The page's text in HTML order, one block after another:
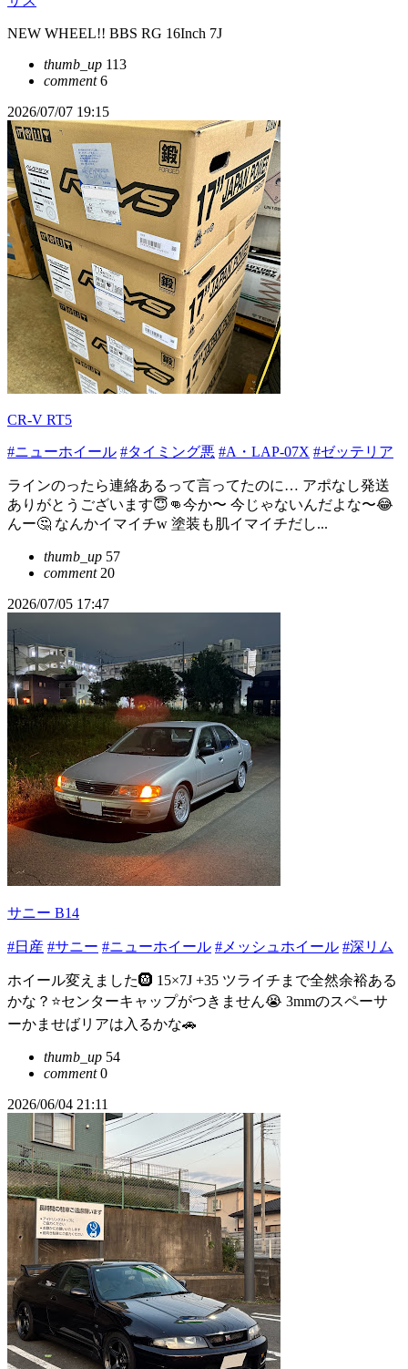
NEW WHEEL!! BBS RG 16Inch 7J
thumb_up 113
comment6
2026/07/07 19:15
CR-V RT5
#ニューホイール #タイミング悪 #A・LAP-07X #ゼッテリア
ラインのったら連絡あるって言ってたのに… アポなし発送
ありがとうございます😇👊今か〜 今じゃないんだよな〜😂
んー🤔 なんかイマイチw 塗装も肌イマイチだし...
thumb_up 57
comment20
2026/07/05 17:47
サニー B14
#日産 #サニー #ニューホイール #メッシュホイール #深リム
ホイール変えました🛞 15×7J +35 ツライチまで全然余裕ある
かな？⭐️センターキャップがつきません😭 3mmのスペーサ
ーかませばリアは入るかな🚗
thumb_up 54
comment0
2026/06/04 21:11